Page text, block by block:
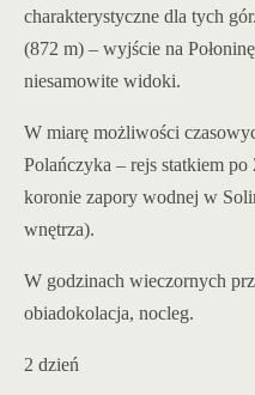
charakterystyczne dla tych
(872 m) – wyjście na
niesamowite widoki.
W miarę możliwości
Polańczyka – rejs statkiem
koronie zapory wodnej w
wnętrza).
W godzinach wieczornych
obiadokolacja, nocleg.
2 dzień